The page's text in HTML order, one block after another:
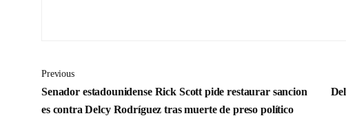
Previous
Senador estadounidense Rick Scott pide restaurar sancion
es contra Delcy Rodríguez tras muerte de preso político